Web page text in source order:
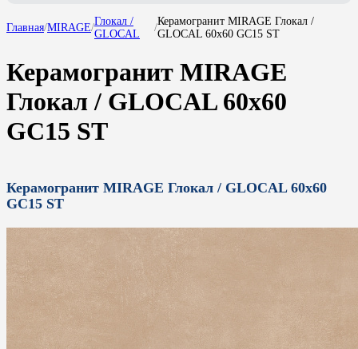
Главная/MIRAGE/
Глокал /
GLOCAL
/
Керамогранит MIRAGE Глокал /
GLOCAL 60x60 GC15 ST
Керамогранит MIRAGE
Глокал / GLOCAL 60x60
GC15 ST
Керамогранит MIRAGE Глокал / GLOCAL 60x60
GC15 ST